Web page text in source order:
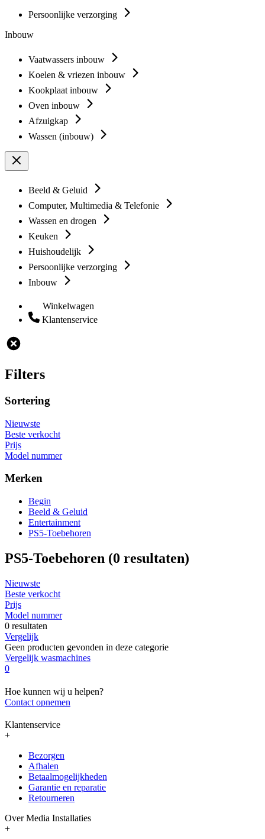
Persoonlijke verzorging
Inbouw
Vaatwassers inbouw
Koelen & vriezen inbouw
Kookplaat inbouw
Oven inbouw
Afzuigkap
Wassen (inbouw)
Beeld & Geluid
Computer, Multimedia & Telefonie
Wassen en drogen
Keuken
Huishoudelijk
Persoonlijke verzorging
Inbouw
Winkelwagen
Klantenservice
Filters
Sortering
Nieuwste
Beste verkocht
Prijs
Model nummer
Merken
Begin
Beeld & Geluid
Entertainment
PS5-Toebehoren
PS5-Toebehoren (0 resultaten)
Nieuwste
Beste verkocht
Prijs
Model nummer
0 resultaten
Vergelijk
Geen producten gevonden in deze categorie
Vergelijk wasmachines
0
Hoe kunnen wij u helpen?
Contact opnemen
Klantenservice
+
Bezorgen
Afhalen
Betaalmogelijkheden
Garantie en reparatie
Retourneren
Over Media Installaties
+